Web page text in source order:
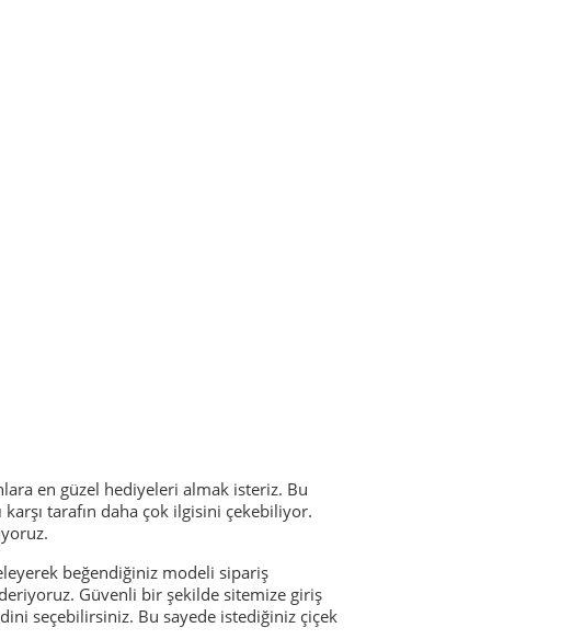
en güzel hediyeleri almak isteriz. Bu
tarafın daha çok ilgisini çekebiliyor.
beğendiğiniz modeli sipariş
Güvenli bir şekilde sitemize giriş
seçebilirsiniz. Bu sayede istediğiniz çiçek